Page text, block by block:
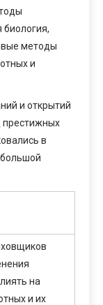
биология,
методы
и
и открытий
престижных
в
на
и их